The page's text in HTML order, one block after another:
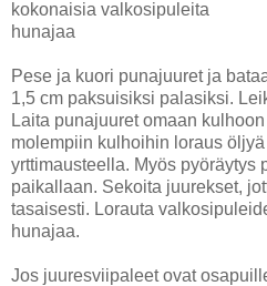
kokonaisia valkosipuleita
hunajaa
Pese ja kuori punajuuret ja
1,5 cm paksuisiksi palasiksi.
Laita punajuuret omaan
molempiin kulhoihin loraus
yrttimausteella. Myös pyöräytys
paikallaan. Sekoita juurekset,
tasaisesti. Lorauta
hunajaa.
Jos juuresviipaleet ovat